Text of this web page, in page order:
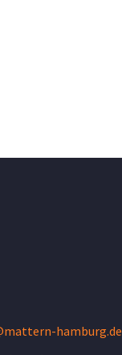
hamburg.de